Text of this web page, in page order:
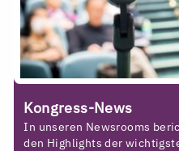
Kongress-News
In unseren Newsrooms
den Highlights der